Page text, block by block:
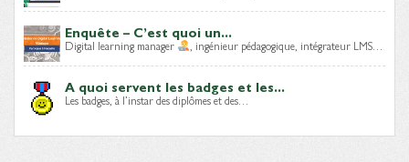
Enquête – C’est quoi un...
Digital learning manager , ingénieur pédagogique, intégrateur LMS…
A quoi servent les badges et les...
Les badges, à l’instar des diplômes et des…